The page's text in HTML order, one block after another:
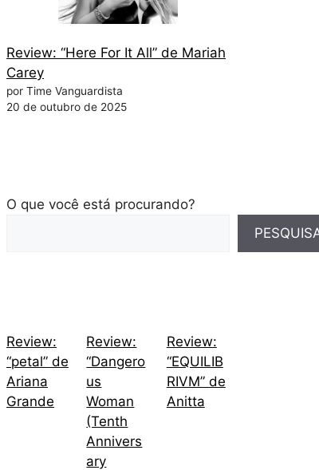
Review: “Here For It All” de Mariah
Carey
por Time Vanguardista
20 de outubro de 2025
O que você está procurando?
Review:
“petal” de
Ariana
Grande
Review:
“Dangero
us
Woman
(Tenth
Annivers
ary
Review:
“EQUILIB
RIVM” de
Anitta